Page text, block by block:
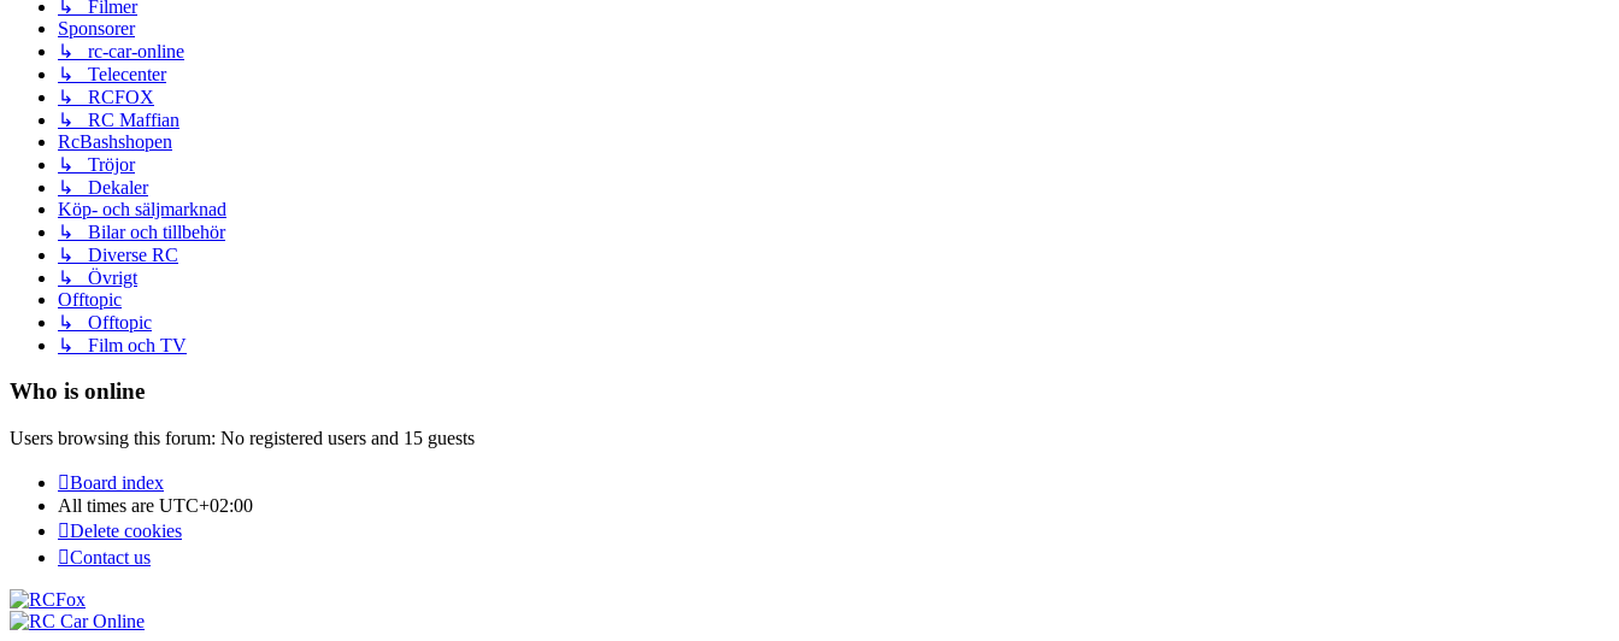
↳ Filmer
Sponsorer
↳ rc-car-online
↳ Telecenter
↳ RCFOX
↳ RC Maffian
RcBashshopen
↳ Tröjor
↳ Dekaler
Köp- och säljmarknad
↳ Bilar och tillbehör
↳ Diverse RC
↳ Övrigt
Offtopic
↳ Offtopic
↳ Film och TV
Who is online
Users browsing this forum: No registered users and 15 guests
Board index
All times are UTC+02:00
Delete cookies
Contact us